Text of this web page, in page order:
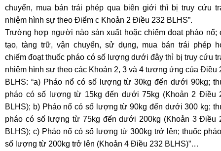
chuyển, mua bán trái phép qua biên giới thì bị truy cứu
nhiệm hình sự theo Điểm c Khoản 2 Điều 232 BLHS”.
Trường hợp người nào sản xuất hoặc chiếm đoạt pháo nổ;
tạo, tàng trữ, vận chuyển, sử dụng, mua bán trái phép
chiếm đoạt thuốc pháo có số lượng dưới đây thì bị truy cứu
nhiệm hình sự theo các Khoản 2, 3 và 4 tương ứng của Điều
BLHS: “a) Pháo nổ có số lượng từ 30kg đến dưới 90kg;
pháo có số lượng từ 15kg đến dưới 75kg (Khoản 2 Điều
BLHS); b) Pháo nổ có số lượng từ 90kg đến dưới 300 kg;
pháo có số lượng từ 75kg đến dưới 200kg (Khoản 3 Điều
BLHS); c) Pháo nổ có số lượng từ 300kg trở lên; thuốc
số lượng từ 200kg trở lên (Khoản 4 Điều 232 BLHS)”…